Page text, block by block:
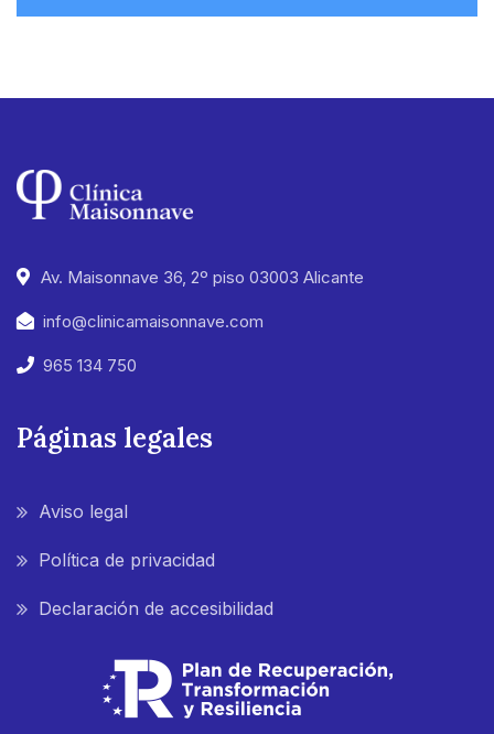
Av. Maisonnave 36, 2º piso 03003 Alicante
info@clinicamaisonnave.com
965 134 750
Páginas legales
Aviso legal
Política de privacidad
Declaración de accesibilidad